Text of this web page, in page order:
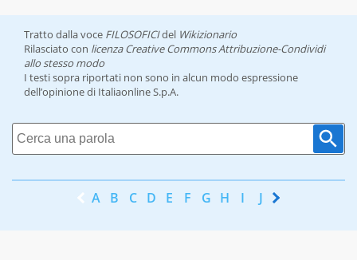
Tratto dalla voce FILOSOFICIdel Wikizionario
Rilasciato con licenza Creative Commons Attribuzione-Condividi
allo stesso modo
I testi sopra riportati non sono in alcun modo espressione
dell’opinione di Italiaonline S.p.A.
A B C D E F G H I J K